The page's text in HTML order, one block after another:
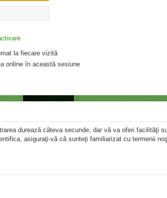
la fiecare vizită
online în această sesiune
durează câteva secunde, dar vă va oferi facilităţi
asiguraţi-vă că sunteţi familiarizat cu termenii